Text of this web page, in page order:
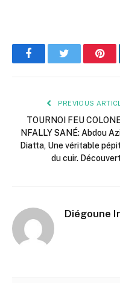
FacebookTwitter
PREVIOUS
TOURNOI FEU
NFALLY SANÉ: Abdou
Diatta, Une véritable
du cuir.
Diégoune